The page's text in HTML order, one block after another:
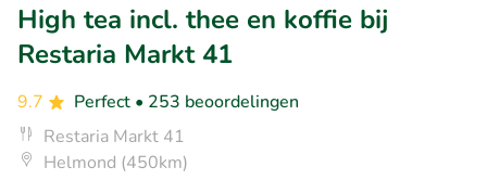
High tea incl. thee en koffie bij
Restaria Markt 41
9.7 Perfect • 253 beoordelingen
Restaria Markt 41
Helmond (450km)